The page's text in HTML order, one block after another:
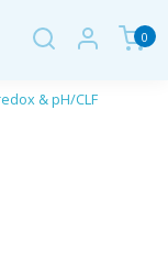
0
& pH/CLF